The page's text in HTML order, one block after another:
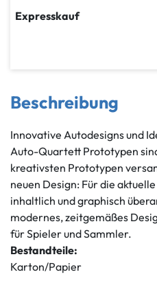
Expresskauf
Beschreibung
Innovative Autodesigns und
Auto-Quartett Prototypen
kreativsten Prototypen
neuen Design: Für die
inhaltlich und graphisch
modernes, zeitgemäßes
für Spieler und Sammler.
Bestandteile:
Karton/Papier